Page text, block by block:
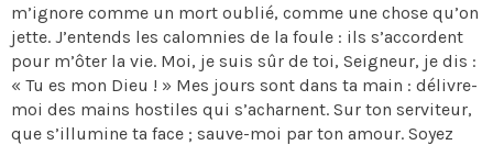
m’ignore comme un mort oublié, comme une chose qu’on
jette. J’entends les calomnies de la foule : ils s’accordent
pour m’ôter la vie. Moi, je suis sûr de toi, Seigneur, je dis :
« Tu es mon Dieu ! » Mes jours sont dans ta main : délivre-
moi des mains hostiles qui s’acharnent. Sur ton serviteur,
que s’illumine ta face ; sauve-moi par ton amour. Soyez